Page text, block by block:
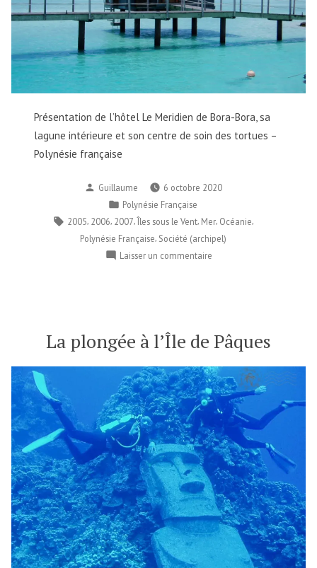
Présentation de l’hôtel Le Meridien de Bora-Bora, sa
lagune intérieure et son centre de soin des tortues –
Polynésie française
Publié
par
Guillaume
6 octobre 2020
Publié
dans
Polynésie Française
Étiquettes :
2005 2006 2007 ,Îles sous le Vent, Mer, Océanie
Polynésie Française Société (archipel)
Laisser un commentairesur
Polynésie
La plongée à l’Île de Pâques